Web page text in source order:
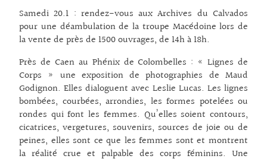
Samedi 20.1 : rendez-vous aux Archives du Calvados
pour une déambulation de la troupe Macédoine lors de
la vente de près de 1500 ouvrages, de 14h à 18h.
Près de Caen au Phénix de Colombelles : « Lignes de
Corps » une exposition de photographies de Maud
Godignon. Elles dialoguent avec Leslie Lucas. Les lignes
bombées, courbées, arrondies, les formes potelées ou
rondes qui font les femmes. Qu’elles soient contours,
cicatrices, vergetures, souvenirs, sources de joie ou de
peines, elles sont ce que les femmes sont et montrent
la réalité crue et palpable des corps féminins. Une